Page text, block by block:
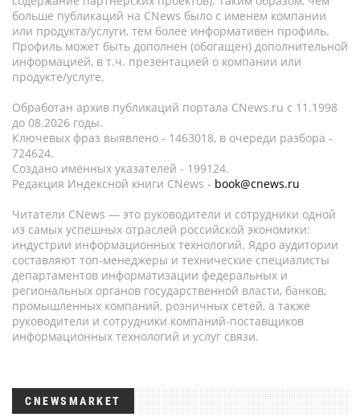
больше публикаций на CNews было с именем компании
или продукта/услуги, тем более информативен профиль.
Профиль может быть дополнен (обогащен) дополнительной
информацией, в т.ч. презентацией о компании или
продукте/услуге.
Обработан архив публикаций портала CNews.ru c 11.1998
до 08.2026 годы.
Ключевых фраз выявлено - 1463018, в очереди разбора -
724624.
Создано именных указателей - 199124.
Редакция Индексной книги CNews - book@cnews.ru
Читатели CNews — это руководители и сотрудники одной
из самых успешных отраслей российской экономики:
индустрии информационных технологий. Ядро аудитории
составляют топ-менеджеры и технические специалисты
департаментов информатизации федеральных и
региональных органов государственной власти, банков,
промышленных компаний, розничных сетей, а также
руководители и сотрудники компаний-поставщиков
информационных технологий и услуг связи.
CNEWSMARKET